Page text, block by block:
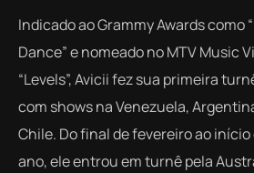
Indicado ao Grammy Awards como
Dance”e nomeado no MTV Music
“Levels”, Avicii fez sua primeira
com shows na Venezuela,
Chile. Do final de fevereiro ao
ano, ele entrou em turnê pela